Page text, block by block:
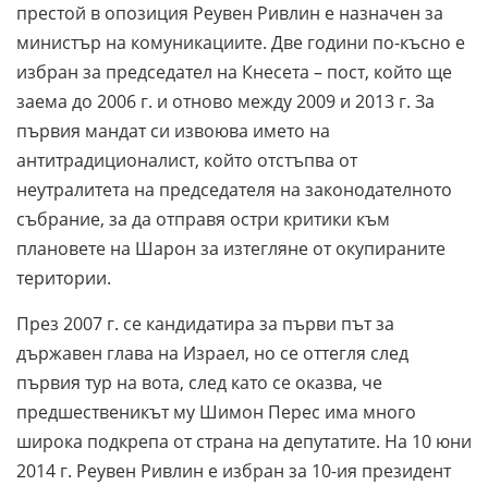
престой в опозиция Реувен Ривлин е назначен за
министър на комуникациите. Две години по-късно е
избран за председател на Кнесета – пост, който ще
заема до 2006 г. и отново между 2009 и 2013 г. За
първия мандат си извоюва името на
антитрадиционалист, който отстъпва от
неутралитета на председателя на законодателното
събрание, за да отправя остри критики към
плановете на Шарон за изтегляне от окупираните
територии.
През 2007 г. се кандидатира за първи път за
държавен глава на Израел, но се оттегля след
първия тур на вота, след като се оказва, че
предшественикът му Шимон Перес има много
широка подкрепа от страна на депутатите. На 10 юни
2014 г. Реувен Ривлин е избран за 10-ия президент